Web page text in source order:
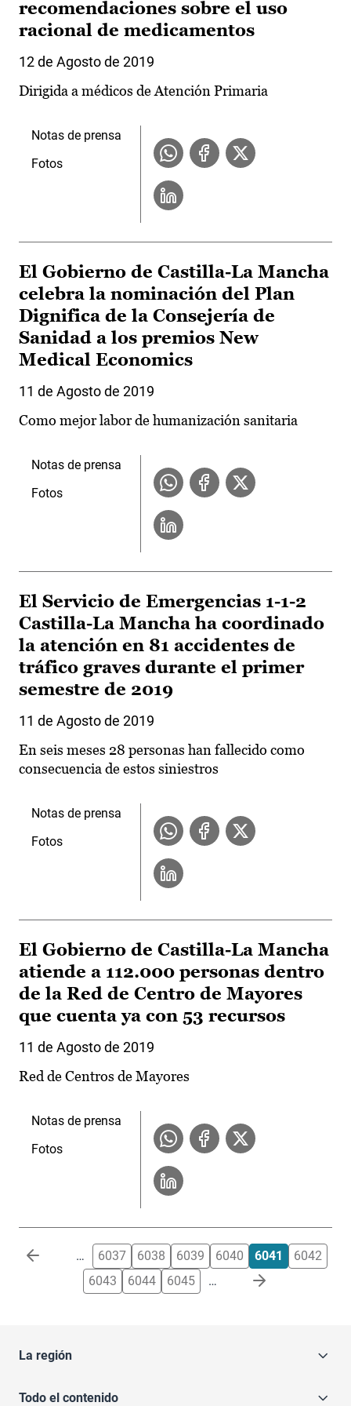
recomendaciones sobre el uso
racional de medicamentos
12 de Agosto de 2019
Dirigida a médicos de Atención Primaria
Notas de prensa
Fotos
El Gobierno de Castilla-La Mancha
celebra la nominación del Plan
Dignifica de la Consejería de
Sanidad a los premios New
Medical Economics
11 de Agosto de 2019
Como mejor labor de humanización sanitaria
Notas de prensa
Fotos
El Servicio de Emergencias 1-1-2
Castilla-La Mancha ha coordinado
la atención en 81 accidentes de
tráfico graves durante el primer
semestre de 2019
11 de Agosto de 2019
En seis meses 28 personas han fallecido como
consecuencia de estos siniestros
Notas de prensa
Fotos
El Gobierno de Castilla-La Mancha
atiende a 112.000 personas dentro
de la Red de Centro de Mayores
que cuenta ya con 53 recursos
11 de Agosto de 2019
Red de Centros de Mayores
Notas de prensa
Fotos
Paginación … 6037 6038 6039 6040 6041
6042
6043
6044 6045 …
La región
Todo el contenido